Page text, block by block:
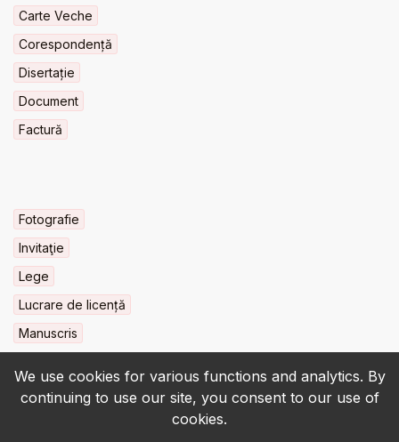
We use cookies for various functions and analytics. By
continuing to use our site, you consent to our use of
cookies.
Carte Veche
Corespondență
Disertație
Document
Factură
Fotografie
Invitaţie
Lege
Lucrare de licență
Manuscris